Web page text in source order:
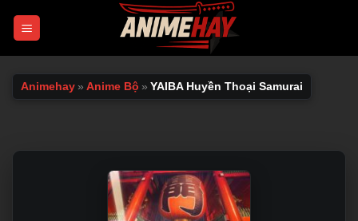
Animehay » Anime Bộ » YAIBA Huyền Thoại Samurai